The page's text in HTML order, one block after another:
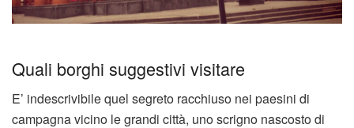
Quali borghi suggestivi visitare
E’ indescrivibile quel segreto racchiuso nei paesini di
campagna vicino le grandi città, uno scrigno nascosto di